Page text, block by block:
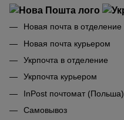
Новая почта в отделение
Новая почта курьером
Укрпочта в отделение
Укрпочта курьером
InPost почтомат (Польша)
Самовывоз